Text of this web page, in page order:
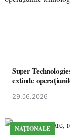
Super
extinde
29.06.2026
NAȚIONALE